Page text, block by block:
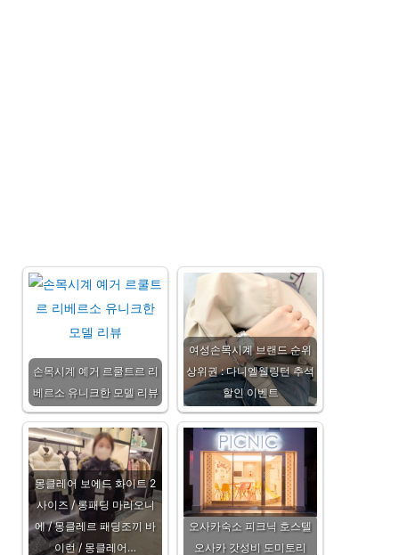
손목시계 예거 르쿨트르 리
베르소 유니크한 모델 리뷰
여성손목시계 브랜드 순위
상위권 : 다니엘웰링턴 추석
할인 이벤트
몽클레어 보에드 화이트 2
사이즈 / 롱패딩 마리오니
에 / 몽클레르 패딩조끼 바
이런 / 몽클레어…
오사카숙소 피크닉 호스텔
오사카 갓성비 도미토리